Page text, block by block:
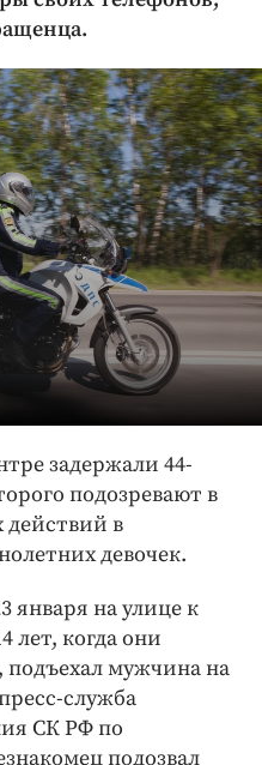
задержали 44-
подозревают в
в
девочек.
января на улице к
лет, когда они
мужчина на
служба
СК РФ по
подозвал